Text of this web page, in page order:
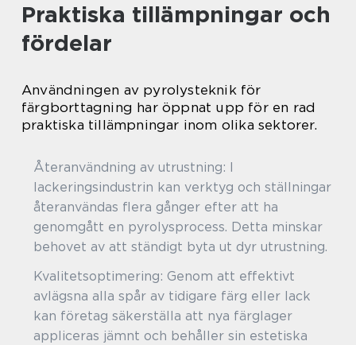
Praktiska tillämpningar och
fördelar
Användningen av pyrolysteknik för
färgborttagning har öppnat upp för en rad
praktiska tillämpningar inom olika sektorer.
Återanvändning av utrustning: I
lackeringsindustrin kan verktyg och ställningar
återanvändas flera gånger efter att ha
genomgått en pyrolysprocess. Detta minskar
behovet av att ständigt byta ut dyr utrustning.
Kvalitetsoptimering: Genom att effektivt
avlägsna alla spår av tidigare färg eller lack
kan företag säkerställa att nya färglager
appliceras jämnt och behåller sin estetiska